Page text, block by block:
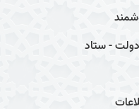
دولت - ستاد